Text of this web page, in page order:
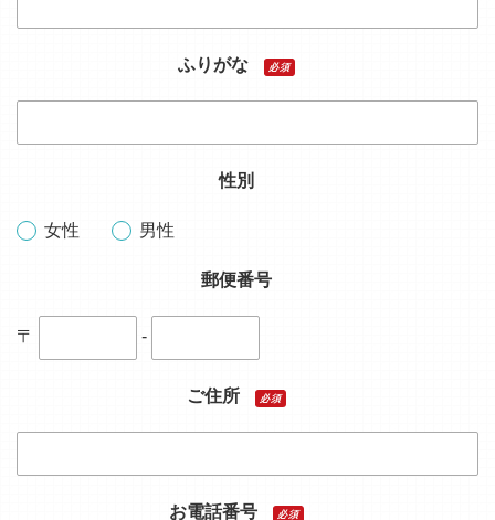
ふりがな 必須
性別
女性 男性
郵便番号
〒 -
ご住所 必須
お電話番号 必須